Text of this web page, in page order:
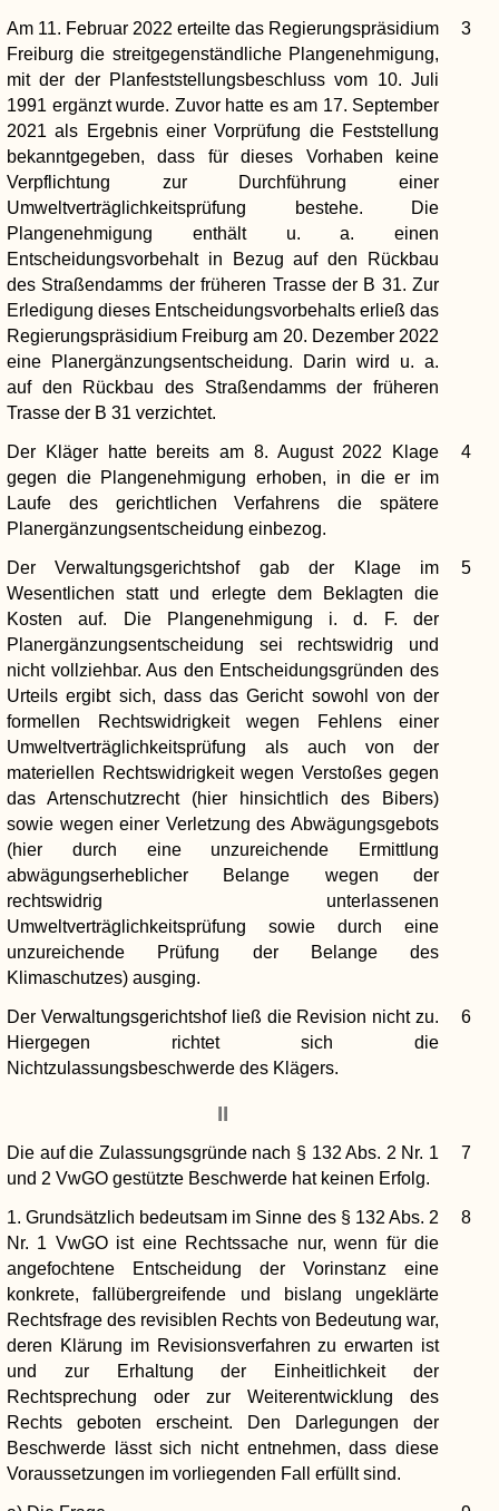
3
Am 11. Februar 2022 erteilte das Regierungspräsidium
Freiburg die streitgegenständliche Plangenehmigung,
mit der der Planfeststellungsbeschluss vom 10. Juli
1991 ergänzt wurde. Zuvor hatte es am 17. September
2021 als Ergebnis einer Vorprüfung die Feststellung
bekanntgegeben, dass für dieses Vorhaben keine
Verpflichtung zur Durchführung einer
Umweltverträglichkeitsprüfung bestehe. Die
Plangenehmigung enthält u. a. einen
Entscheidungsvorbehalt in Bezug auf den Rückbau
des Straßendamms der früheren Trasse der B 31. Zur
Erledigung dieses Entscheidungsvorbehalts erließ das
Regierungspräsidium Freiburg am 20. Dezember 2022
eine Planergänzungsentscheidung. Darin wird u. a.
auf den Rückbau des Straßendamms der früheren
Trasse der B 31 verzichtet.
4
Der Kläger hatte bereits am 8. August 2022 Klage
gegen die Plangenehmigung erhoben, in die er im
Laufe des gerichtlichen Verfahrens die spätere
Planergänzungsentscheidung einbezog.
5
Der Verwaltungsgerichtshof gab der Klage im
Wesentlichen statt und erlegte dem Beklagten die
Kosten auf. Die Plangenehmigung i. d. F. der
Planergänzungsentscheidung sei rechtswidrig und
nicht vollziehbar. Aus den Entscheidungsgründen des
Urteils ergibt sich, dass das Gericht sowohl von der
formellen Rechtswidrigkeit wegen Fehlens einer
Umweltverträglichkeitsprüfung als auch von der
materiellen Rechtswidrigkeit wegen Verstoßes gegen
das Artenschutzrecht (hier hinsichtlich des Bibers)
sowie wegen einer Verletzung des Abwägungsgebots
(hier durch eine unzureichende Ermittlung
abwägungserheblicher Belange wegen der
rechtswidrig unterlassenen
Umweltverträglichkeitsprüfung sowie durch eine
unzureichende Prüfung der Belange des
Klimaschutzes) ausging.
6
Der Verwaltungsgerichtshof ließ die Revision nicht zu.
Hiergegen richtet sich die
Nichtzulassungsbeschwerde des Klägers.
II
7
Die auf die Zulassungsgründe nach § 132 Abs. 2 Nr. 1
und 2 VwGO gestützte Beschwerde hat keinen Erfolg.
8
1. Grundsätzlich bedeutsam im Sinne des § 132 Abs. 2
Nr. 1 VwGO ist eine Rechtssache nur, wenn für die
angefochtene Entscheidung der Vorinstanz eine
konkrete, fallübergreifende und bislang ungeklärte
Rechtsfrage des revisiblen Rechts von Bedeutung war,
deren Klärung im Revisionsverfahren zu erwarten ist
und zur Erhaltung der Einheitlichkeit der
Rechtsprechung oder zur Weiterentwicklung des
Rechts geboten erscheint. Den Darlegungen der
Beschwerde lässt sich nicht entnehmen, dass diese
Voraussetzungen im vorliegenden Fall erfüllt sind.